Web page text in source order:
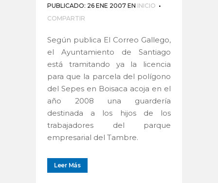
PUBLICADO: 26 ENE 2007 EN INICIO
COMPARTIR
Según publica El Correo Gallego,
el Ayuntamiento de Santiago
está tramitando ya la licencia
para que la parcela del polígono
del Sepes en Boisaca acoja en el
año 2008 una guardería
destinada a los hijos de los
trabajadores del parque
empresarial del Tambre.
Leer Más